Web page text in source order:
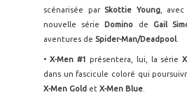
scénarisée par Skottie Young,
nouvelle série Domino de Gail
aventures de Spider-Man/Deadpool
• X-Men #1 présentera, lui, la série
dans un fascicule coloré qui
X-Men Gold et X-Men Blue